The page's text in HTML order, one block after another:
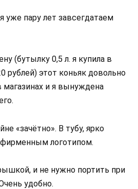
уже пару лет завсегдатаем
(бутылку 0,5 л. я купила в
рублей) этот коньяк довольно
магазинах и я вынуждена
«зачётно». В тубу, ярко
логотипом.
и не нужно портить при
удобно.